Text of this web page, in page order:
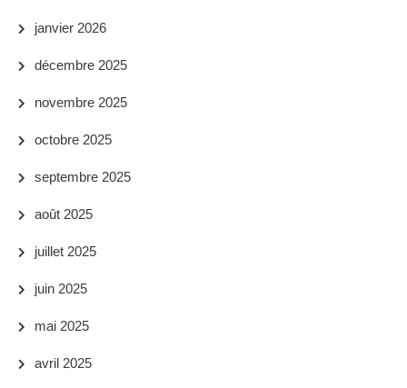
janvier 2026
décembre 2025
novembre 2025
octobre 2025
septembre 2025
août 2025
juillet 2025
juin 2025
mai 2025
avril 2025